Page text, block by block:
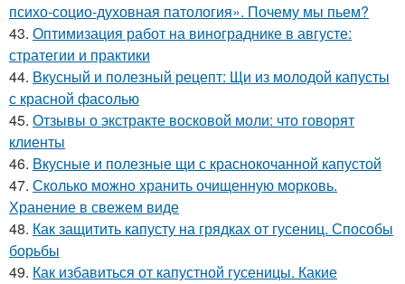
психо-социо-духовная патология». Почему мы пьем?
43. Оптимизация работ на винограднике в августе:
стратегии и практики
44. Вкусный и полезный рецепт: Щи из молодой капусты
с красной фасолью
45. Отзывы о экстракте восковой моли: что говорят
клиенты
46. Вкусные и полезные щи с краснокочанной капустой
47. Сколько можно хранить очищенную морковь.
Хранение в свежем виде
48. Как защитить капусту на грядках от гусениц. Способы
борьбы
49. Как избавиться от капустной гусеницы. Какие